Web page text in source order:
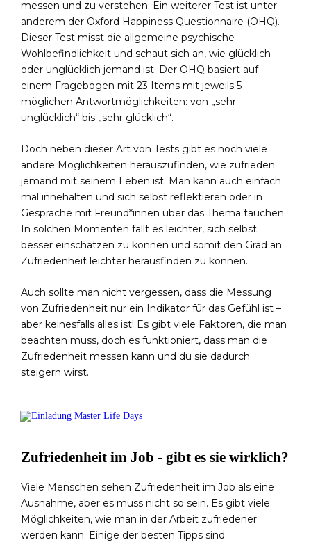
messen und zu verstehen. Ein weiterer Test ist unter
anderem der Oxford Happiness Questionnaire (OHQ).
Dieser Test misst die allgemeine psychische
Wohlbefindlichkeit und schaut sich an, wie glücklich
oder unglücklich jemand ist. Der OHQ basiert auf
einem Fragebogen mit 23 Items mit jeweils 5
möglichen Antwortmöglichkeiten: von „sehr
unglücklich“ bis „sehr glücklich“.
Doch neben dieser Art von Tests gibt es noch viele
andere Möglichkeiten herauszufinden, wie zufrieden
jemand mit seinem Leben ist. Man kann auch einfach
mal innehalten und sich selbst reflektieren oder in
Gespräche mit Freund*innen über das Thema tauchen.
In solchen Momenten fällt es leichter, sich selbst
besser einschätzen zu können und somit den Grad an
Zufriedenheit leichter herausfinden zu können.
Auch sollte man nicht vergessen, dass die Messung
von Zufriedenheit nur ein Indikator für das Gefühl ist –
aber keinesfalls alles ist! Es gibt viele Faktoren, die man
beachten muss, doch es funktioniert, dass man die
Zufriedenheit messen kann und du sie dadurch
steigern wirst.
Zufriedenheit im Job - gibt es sie wirklich?
Viele Menschen sehen Zufriedenheit im Job als eine
Ausnahme, aber es muss nicht so sein. Es gibt viele
Möglichkeiten, wie man in der Arbeit zufriedener
werden kann. Einige der besten Tipps sind: